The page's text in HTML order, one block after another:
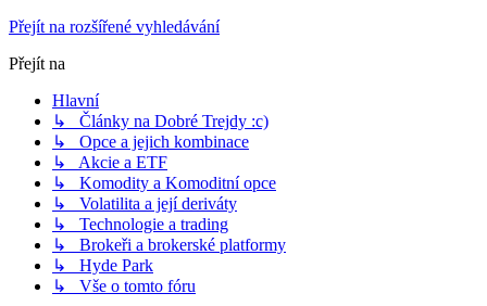
Přejít na rozšířené vyhledávání
Přejít na
Hlavní
↳ Články na Dobré Trejdy :c)
↳ Opce a jejich kombinace
↳ Akcie a ETF
↳ Komodity a Komoditní opce
↳ Volatilita a její deriváty
↳ Technologie a trading
↳ Brokeři a brokerské platformy
↳ Hyde Park
↳ Vše o tomto fóru